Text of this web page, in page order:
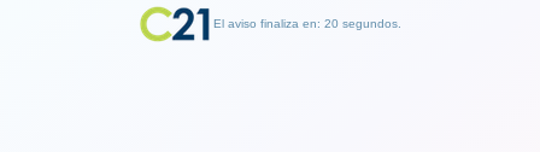
El aviso finaliza en: 19 segundos.